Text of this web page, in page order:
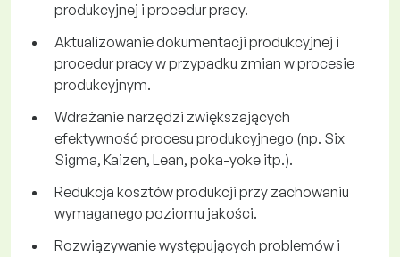
produkcyjnej i procedur pracy.
Aktualizowanie dokumentacji produkcyjnej i
procedur pracy w przypadku zmian w procesie
produkcyjnym.
Wdrażanie narzędzi zwiększających
efektywność procesu produkcyjnego (np. Six
Sigma, Kaizen, Lean, poka-yoke itp.).
Redukcja kosztów produkcji przy zachowaniu
wymaganego poziomu jakości.
Rozwiązywanie występujących problemów i